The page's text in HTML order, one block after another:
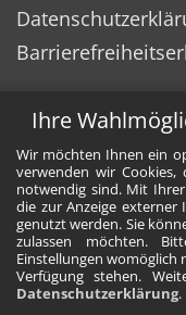
Ihre
Wir möchten Ihnen ein
verwenden wir
notwendig sind. Mit
die zur Anzeige externer
genutzt werden. Sie
zulassen möchten.
Einstellungen womöglich
Verfügung stehen.
Datenschutzerklärung.